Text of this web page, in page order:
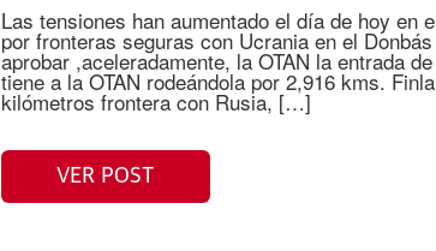
Las tensiones han aumentado el día de hoy en
por fronteras seguras con Ucrania en el
aprobar ,aceleradamente, la OTAN la entrada
tiene a la OTAN rodeándola por 2,916 kms.
kilómetros frontera con Rusia, […]
VER POST